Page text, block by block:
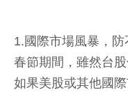
1.國際市場風暴，防
春節期間，雖然台
如果美股或其他國